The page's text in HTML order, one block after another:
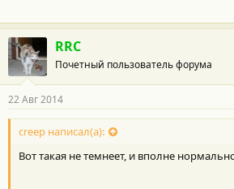
RRC
Почетный пользователь форума
22 Авг 2014
creep написал(а):
Вот такая не темнеет, и вполне